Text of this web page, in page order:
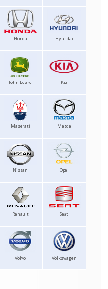
Honda Hyundai
John Deere Kia
Maserati Mazda
Nissan Opel
Renault Seat
Volvo Volkswagen